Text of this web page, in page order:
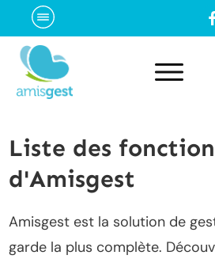
Liste des
d'Amisgest
Amisgest est la solution de
garde la plus complète.